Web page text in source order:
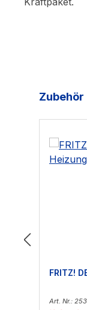
Zubehör
FRITZ!
Art. Nr.: